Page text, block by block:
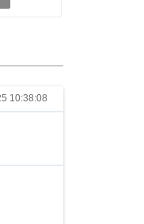
10:38:08